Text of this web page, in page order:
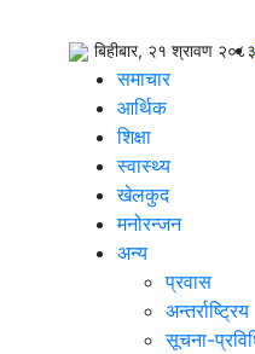
बिहीबार, २१ श्रावण २०८३
समाचार
आर्थिक
शिक्षा
स्वास्थ्य
खेलकुद
मनोरन्जन
अन्य
प्रवास
अन्तर्राष्ट्रिय
सूचना-